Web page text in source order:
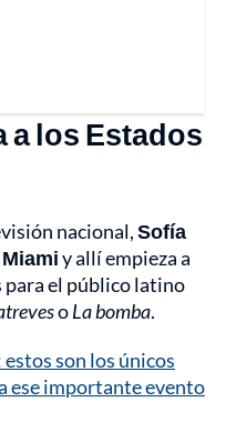
a los Estados
nacional,Sofía
y allí empieza a
para el público latino
oLa bomba.
son los únicos
ese importante evento